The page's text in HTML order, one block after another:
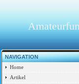
NAVIGATION
Home
Artikel